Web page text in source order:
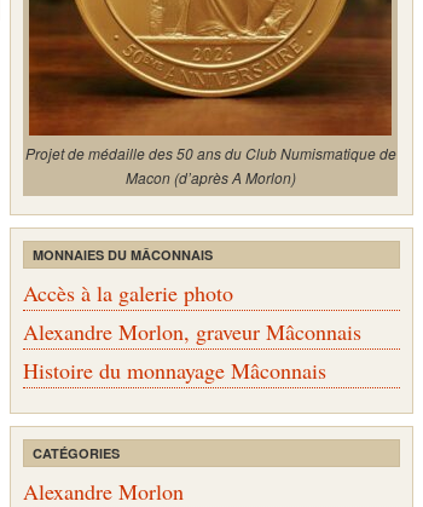
Projet de médaille des 50 ans du Club Numismatique de
Macon (d’après A Morlon)
MONNAIES DU MÂCONNAIS
Accès à la galerie photo
Alexandre Morlon, graveur Mâconnais
Histoire du monnayage Mâconnais
CATÉGORIES
Alexandre Morlon